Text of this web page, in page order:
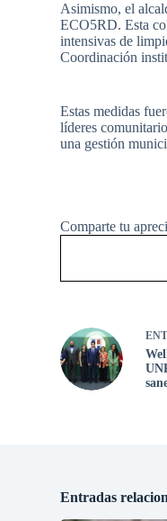
Asimismo, el
ECO5RD. Esta
intensivas de
Coordinación
Estas medidas
líderes
una gestión
Comparte tu
Entradas